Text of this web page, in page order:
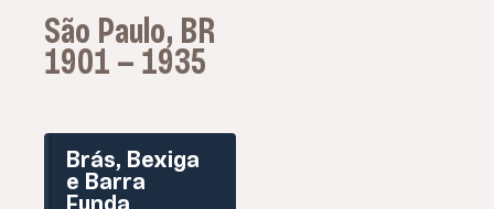
São Paulo, BR
1901 — 1935
Brás, Bexiga
e Barra